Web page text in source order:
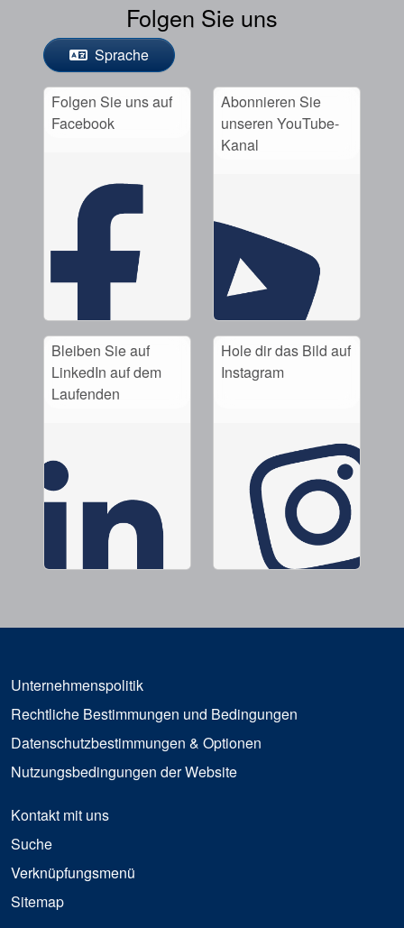
Folgen Sie uns
Sprache
Folgen Sie uns auf
Facebook
Abonnieren Sie
unseren YouTube-
Kanal
Bleiben Sie auf
LinkedIn auf dem
Laufenden
Hole dir das Bild auf
Instagram
Unternehmenspolitik
Rechtliche Bestimmungen und Bedingungen
Datenschutzbestimmungen & Optionen
Nutzungsbedingungen der Website
Kontakt mit uns
Suche
Verknüpfungsmenü
Sitemap